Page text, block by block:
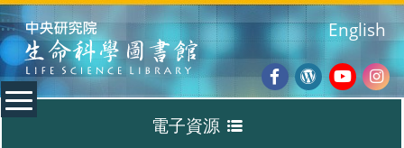
:::
Facebook
Wordpress
English
電子資源